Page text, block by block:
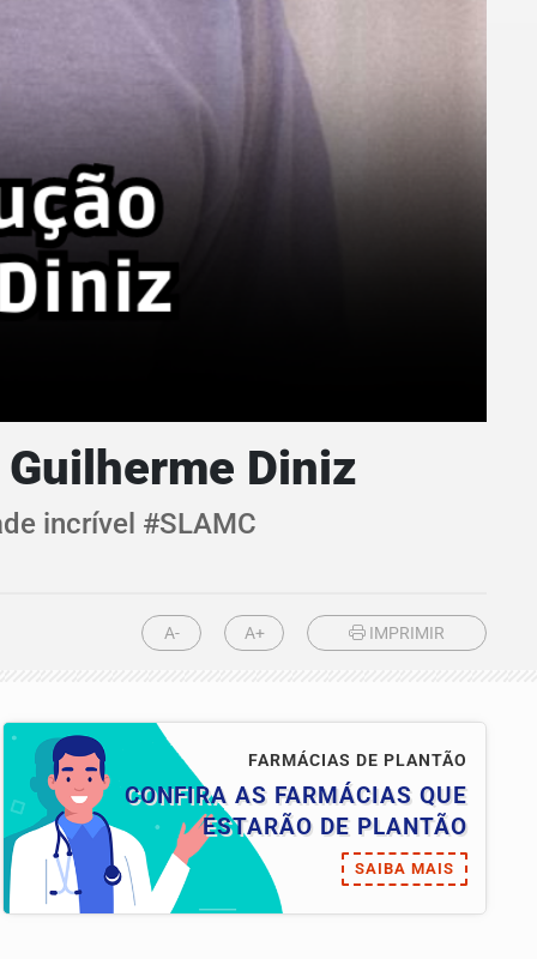
Diniz
incrível #SLAMC
A- A+ IMPRIMIR
FARMÁCIAS DE PLANTÃO
CONFIRA AS FARMÁCIAS QUE
ESTARÃO DE PLANTÃO
SAIBA MAIS